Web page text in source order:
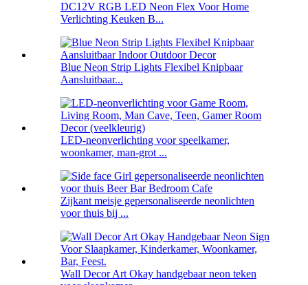
DC12V RGB LED Neon Flex Voor Home
Verlichting Keuken B...
Blue Neon Strip Lights Flexibel Knipbaar
Aansluitbaar...
LED-neonverlichting voor speelkamer,
woonkamer, man-grot ...
Zijkant meisje gepersonaliseerde neonlichten
voor thuis bij ...
Wall Decor Art Okay handgebaar neon teken